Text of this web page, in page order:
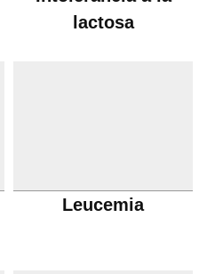
lactosa
Leucemia